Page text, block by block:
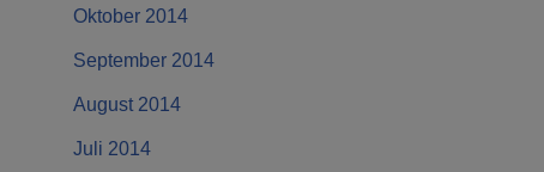
Oktober 2014
September 2014
August 2014
Juli 2014